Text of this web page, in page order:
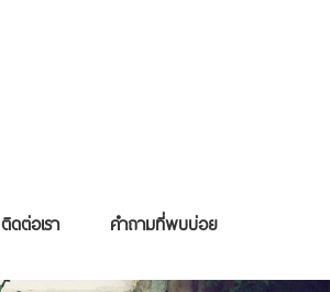
ติดต่อเรา คำถามที่พบบ่อย